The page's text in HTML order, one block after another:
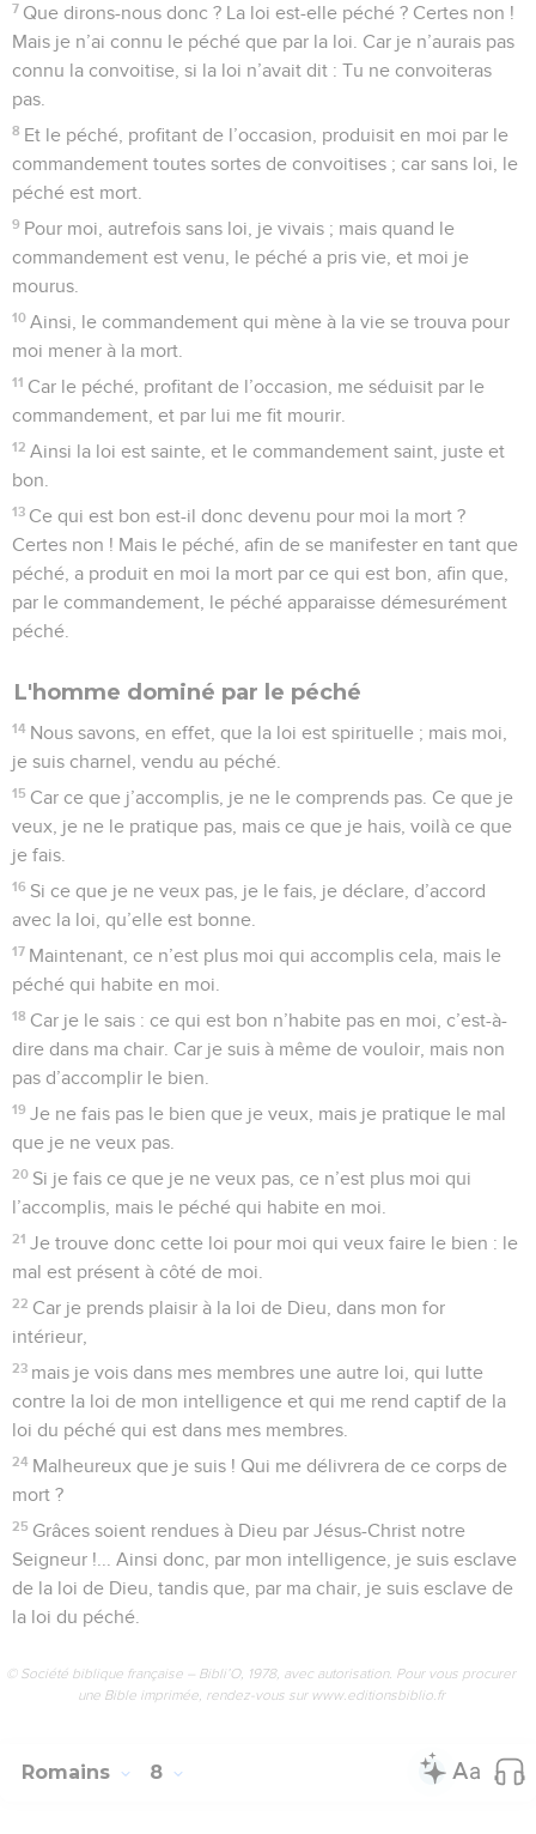
7 Que dirons-nous donc ? La loi est-elle péché ? Certes non !
Mais je n’ai connu le péché que par la loi. Car je n’aurais pas
connu la convoitise, si la loi n’avait dit : Tu ne convoiteras
pas.
8 Et le péché, profitant de l’occasion, produisit en moi par le
commandement toutes sortes de convoitises ; car sans loi, le
péché est mort.
9 Pour moi, autrefois sans loi, je vivais ; mais quand le
commandement est venu, le péché a pris vie, et moi je
mourus.
10 Ainsi, le commandement qui mène à la vie se trouva pour
moi mener à la mort.
11 Car le péché, profitant de l’occasion, me séduisit par le
commandement, et par lui me fit mourir.
12 Ainsi la loi est sainte, et le commandement saint, juste et
bon.
13 Ce qui est bon est-il donc devenu pour moi la mort ?
Certes non ! Mais le péché, afin de se manifester en tant que
péché, a produit en moi la mort par ce qui est bon, afin que,
par le commandement, le péché apparaisse démesurément
péché.
L'homme dominé par le péché
14 Nous savons, en effet, que la loi est spirituelle ; mais moi,
je suis charnel, vendu au péché.
15 Car ce que j’accomplis, je ne le comprends pas. Ce que je
veux, je ne le pratique pas, mais ce que je hais, voilà ce que
je fais.
16 Si ce que je ne veux pas, je le fais, je déclare, d’accord
avec la loi, qu’elle est bonne.
17 Maintenant, ce n’est plus moi qui accomplis cela, mais le
péché qui habite en moi.
18 Car je le sais : ce qui est bon n’habite pas en moi, c’est-à-
dire dans ma chair. Car je suis à même de vouloir, mais non
pas d’accomplir le bien.
19 Je ne fais pas le bien que je veux, mais je pratique le mal
que je ne veux pas.
20 Si je fais ce que je ne veux pas, ce n’est plus moi qui
l’accomplis, mais le péché qui habite en moi.
21 Je trouve donc cette loi pour moi qui veux faire le bien : le
mal est présent à côté de moi.
22 Car je prends plaisir à la loi de Dieu, dans mon for
intérieur,
23 mais je vois dans mes membres une autre loi, qui lutte
contre la loi de mon intelligence et qui me rend captif de la
loi du péché qui est dans mes membres.
24 Malheureux que je suis ! Qui me délivrera de ce corps de
mort ?
25 Grâces soient rendues à Dieu par Jésus-Christ notre
Seigneur !... Ainsi donc, par mon intelligence, je suis esclave
de la loi de Dieu, tandis que, par ma chair, je suis esclave de
la loi du péché.
© Société biblique française – Bibli’O, 1978, avec autorisation. Pour vous procurer
une Bible imprimée, rendez-vous sur www.editionsbiblio.fr
Romains 8